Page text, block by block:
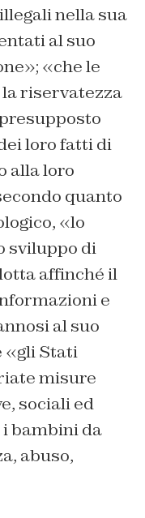
nella sua
al suo
«che le
riservatezza
loro fatti di
alla loro
quanto
«lo
sviluppo di
affinché il
e
al suo
«gli Stati
misure
sociali ed
bambini da
abuso,